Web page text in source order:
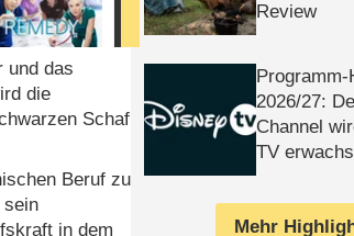
und das
die
Schaf
Beruf zu
sein
in dem
Review
Programm-
2026/​27:
Channel
TV
Mehr